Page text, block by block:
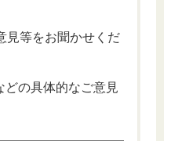
見等をお聞かせくだ
どの具体的なご意見